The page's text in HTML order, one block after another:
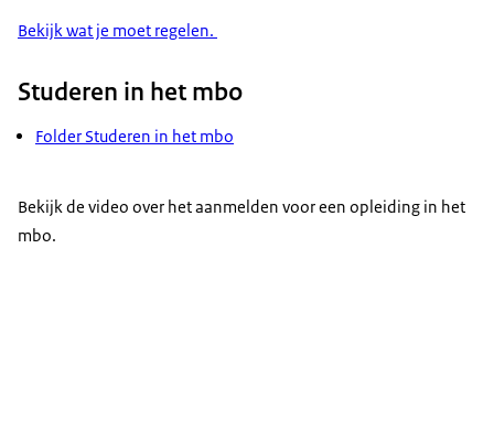
Bekijk wat je moet regelen.
Studeren in het mbo
Folder Studeren in het mbo
Bekijk de video over het aanmelden voor een opleiding in het
mbo.